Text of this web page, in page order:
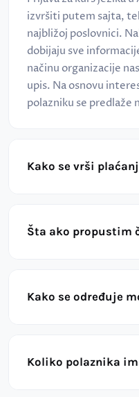
izvršiti putem sajta,
najbližoj poslovnici.
dobijaju sve
načinu organizacije
upis. Na osnovu
polazniku se predlaže
Kako se vrši
Šta ako propustim
Kako se određuje
Koliko polaznika